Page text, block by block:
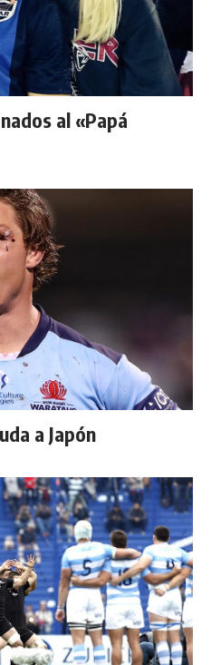
al «Papá
a Japón